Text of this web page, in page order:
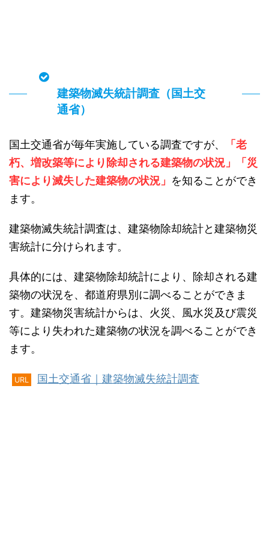
建築物滅失統計調査（国土交
通省）
国土交通省が毎年実施している調査ですが、
「老
朽、増改築等により除却される建築物の状況」「災
害により滅失した建築物の状況」 を知ることができ
ます。
建築物滅失統計調査は、建築物除却統計と建築物災
害統計に分けられます。
具体的には、建築物除却統計により、除却される建
築物の状況を、都道府県別に調べることができま
す。建築物災害統計からは、火災、風水災及び震災
等により失われた建築物の状況を調べることができ
ます。
URL 国土交通省｜建築物滅失統計調査